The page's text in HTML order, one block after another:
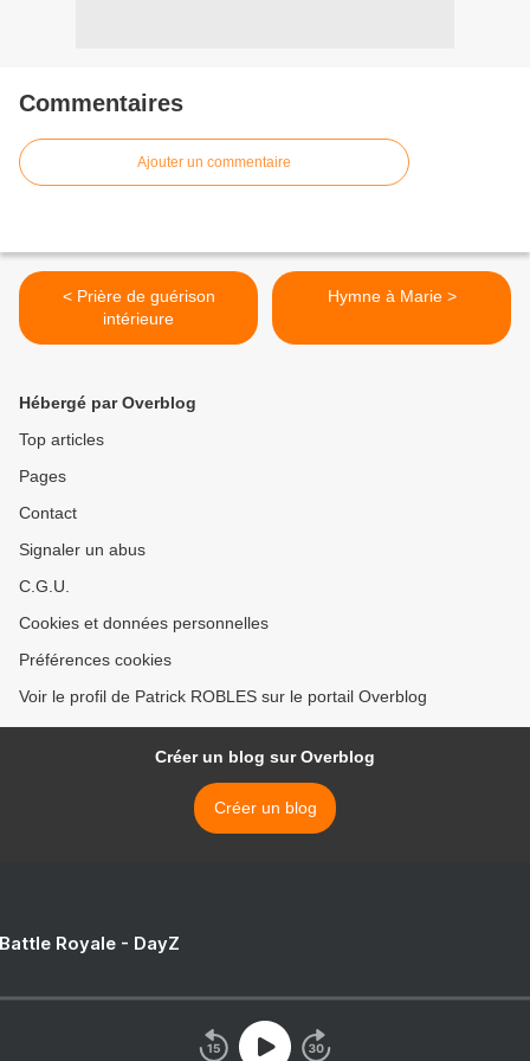
Commentaires
Ajouter un commentaire
< Prière de guérison
intérieure
Hymne à Marie >
Hébergé par Overblog
Top articles
Pages
Contact
Signaler un abus
C.G.U.
Cookies et données personnelles
Préférences cookies
Voir le profil de Patrick ROBLES sur le portail Overblog
Créer un blog sur Overblog
Créer un blog
Royale - DayZ